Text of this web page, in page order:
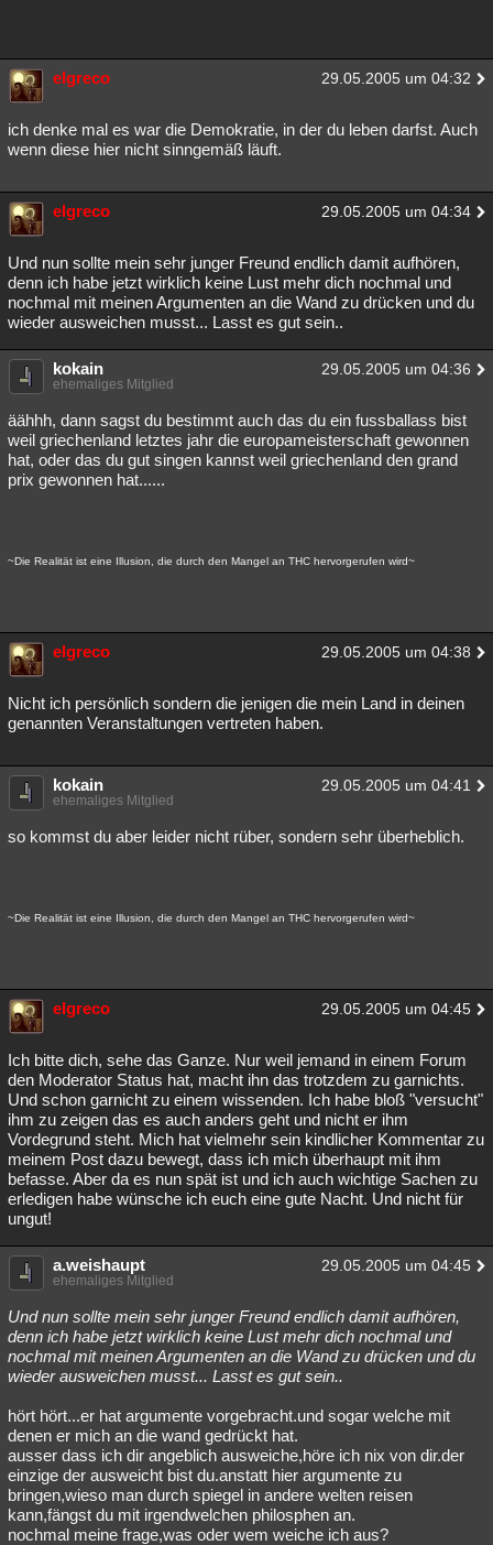
elgreco 29.05.2005 um 04:32
ich denke mal es war die Demokratie, in der du leben darfst. Auch
wenn diese hier nicht sinngemäß läuft.
elgreco 29.05.2005 um 04:34
Und nun sollte mein sehr junger Freund endlich damit aufhören,
denn ich habe jetzt wirklich keine Lust mehr dich nochmal und
nochmal mit meinen Argumenten an die Wand zu drücken und du
wieder ausweichen musst... Lasst es gut sein..
kokain 29.05.2005 um 04:36
ehemaliges Mitglied
äähhh, dann sagst du bestimmt auch das du ein fussballass bist
weil griechenland letztes jahr die europameisterschaft gewonnen
hat, oder das du gut singen kannst weil griechenland den grand
prix gewonnen hat......
~Die Realität ist eine Illusion, die durch den Mangel an THC hervorgerufen wird~
elgreco 29.05.2005 um 04:38
Nicht ich persönlich sondern die jenigen die mein Land in deinen
genannten Veranstaltungen vertreten haben.
kokain 29.05.2005 um 04:41
ehemaliges Mitglied
so kommst du aber leider nicht rüber, sondern sehr überheblich.
~Die Realität ist eine Illusion, die durch den Mangel an THC hervorgerufen wird~
elgreco 29.05.2005 um 04:45
Ich bitte dich, sehe das Ganze. Nur weil jemand in einem Forum
den Moderator Status hat, macht ihn das trotzdem zu garnichts.
Und schon garnicht zu einem wissenden. Ich habe bloß "versucht"
ihm zu zeigen das es auch anders geht und nicht er ihm
Vordegrund steht. Mich hat vielmehr sein kindlicher Kommentar zu
meinem Post dazu bewegt, dass ich mich überhaupt mit ihm
befasse. Aber da es nun spät ist und ich auch wichtige Sachen zu
erledigen habe wünsche ich euch eine gute Nacht. Und nicht für
ungut!
a.weishaupt 29.05.2005 um 04:45
ehemaliges Mitglied
Und nun sollte mein sehr junger Freund endlich damit aufhören,
denn ich habe jetzt wirklich keine Lust mehr dich nochmal und
nochmal mit meinen Argumenten an die Wand zu drücken und du
wieder ausweichen musst... Lasst es gut sein..
hört hört...er hat argumente vorgebracht.und sogar welche mit
denen er mich an die wand gedrückt hat.
ausser dass ich dir angeblich ausweiche,höre ich nix von dir.der
einzige der ausweicht bist du.anstatt hier argumente zu
bringen,wieso man durch spiegel in andere welten reisen
kann,fängst du mit irgendwelchen philosphen an.
nochmal meine frage,was oder wem weiche ich aus?